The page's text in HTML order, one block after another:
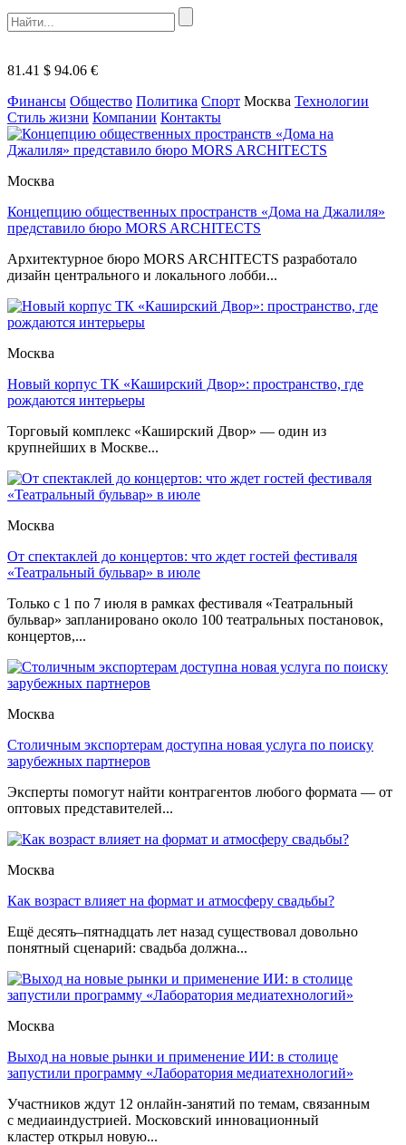
81.41 $ 94.06 €
Финансы Общество Политика Спорт Москва Технологии
Стиль жизни Компании Контакты
Москва
Концепцию общественных пространств «Дома на Джалиля»
представило бюро MORS ARCHITECTS
Архитектурное бюро MORS ARCHITECTS разработало
дизайн центрального и локального лобби...
Москва
Новый корпус ТК «Каширский Двор»: пространство, где
рождаются интерьеры
Торговый комплекс «Каширский Двор» — один из
крупнейших в Москве...
Москва
От спектаклей до концертов: что ждет гостей фестиваля
«Театральный бульвар» в июле
Только с 1 по 7 июля в рамках фестиваля «Театральный
бульвар» запланировано около 100 театральных постановок,
концертов,...
Москва
Столичным экспортерам доступна новая услуга по поиску
зарубежных партнеров
Эксперты помогут найти контрагентов любого формата — от
оптовых представителей...
Москва
Как возраст влияет на формат и атмосферу свадьбы?
Ещё десять–пятнадцать лет назад существовал довольно
понятный сценарий: свадьба должна...
Москва
Выход на новые рынки и применение ИИ: в столице
запустили программу «Лаборатория медиатехнологий»
Участников ждут 12 онлайн-занятий по темам, связанным
с медиаиндустрией. Московский инновационный
кластер открыл новую...